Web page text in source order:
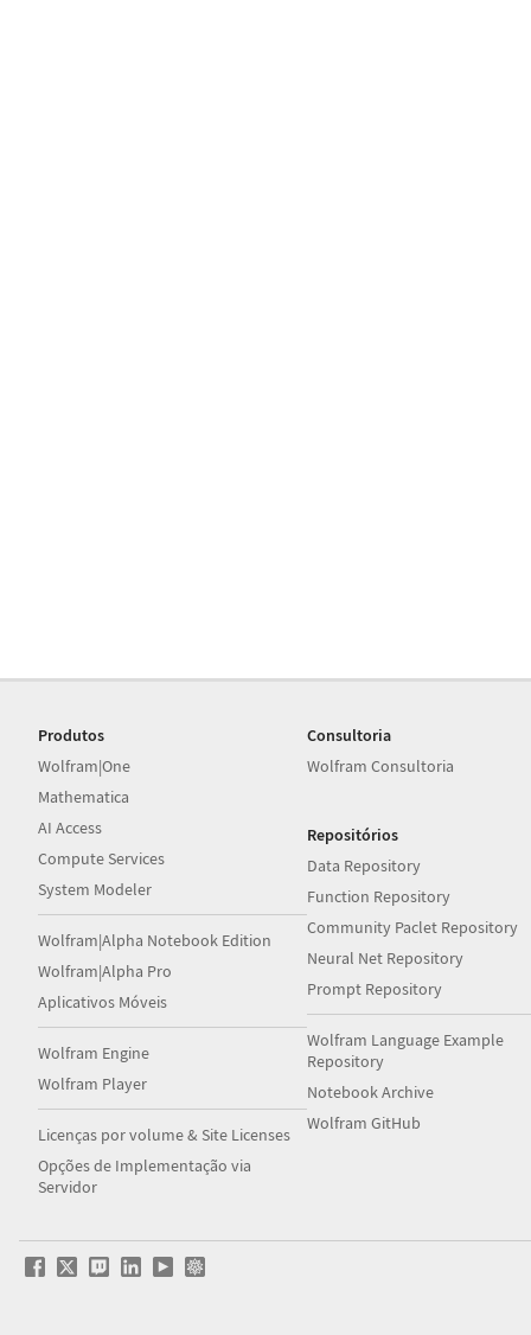
Produtos
Wolfram|One
Mathematica
AI Access
Compute Services
System Modeler
Wolfram|Alpha Notebook Edition
Wolfram|Alpha Pro
Aplicativos Móveis
Wolfram Engine
Wolfram Player
Licenças por volume & Site Licenses
Opções de Implementação via
Servidor
Consultoria
Wolfram Consultoria
Repositórios
Data Repository
Function Repository
Community Paclet Repository
Neural Net Repository
Prompt Repository
Wolfram Language Example
Repository
Notebook Archive
Wolfram GitHub